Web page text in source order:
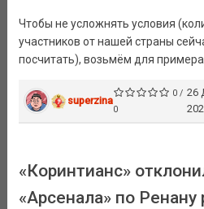
Чтобы не усложнять условия
участников от нашей страны
посчитать), возьмём для примера
superzina
0 /
0
26
«Коринтианс»
«Арсенала» по Ренану